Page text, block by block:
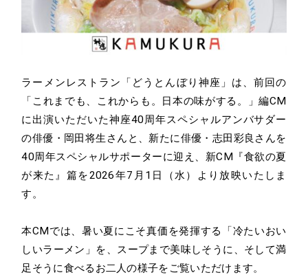
ラーメンレストラン「どうとんぼり神座」は、前回の
「これまでも、これからも。日本の味がする。」編CM
に出演いただいた神座40周年スペシャルアンバサダー
の俳優・岡田将生さんと、新たに俳優・志田彩良さんを
40周年スペシャルサポーターに迎え、新CM『食欲の夏
が来た』篇を2026年7月1日（水）より放映いたしま
す。
本CMでは、暑い夏にこそ真価を発揮する「冷たいおい
しいラーメン」を、スープまで美味しそうに、そして満
足そうに食べるお二人の様子をご覧いただけます。